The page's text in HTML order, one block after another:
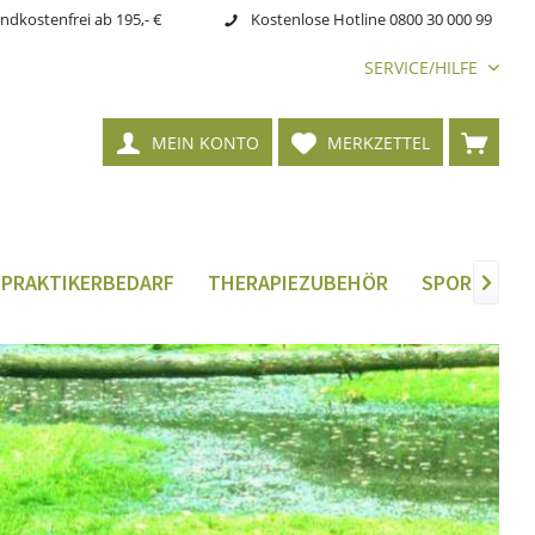
ab 195,- € Kostenlose Hotline 0800 30 000 99
SERVICE/HILFE
MERKZETTEL
MEIN KONTO
THERAPIEZUBEHÖR 